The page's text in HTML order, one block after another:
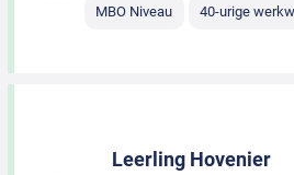
MBO Niveau 40-urige
Leerling Hovenier